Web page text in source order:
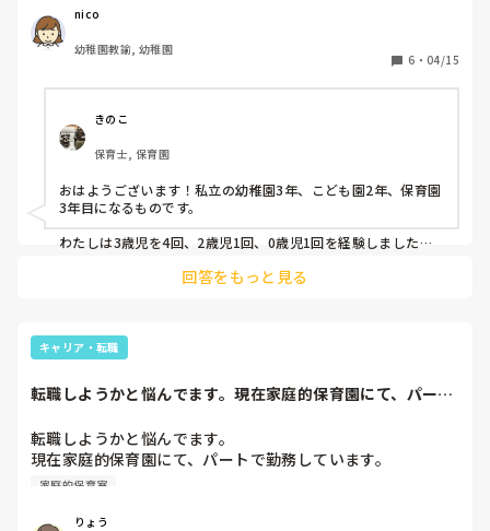
なかったり、「子どもはかわいいけど、1人でゆっくりした
い」と話す友達など、様々な友達、保護者の方を見て、リフ
レッシュで預けられる場を作りたいと思っています。託児所
を開設した方、託児所で働いている方、保育ママをしている
方、メリット、デメリットなど教えていただけたら、嬉しい
また、幼稚園でしか、働いていないので、保育所で乳児さん
を保育する経験や施設面なども学ぶためにも、何年か働くべ
きかなと思っています。
nico
幼稚園教諭, 幼稚園
6 ・ 04/15
きのこ
保育士, 保育園
おはようございます！私立の幼稚園3年、こども園2年、保育園
3年目になるものです。
わたしは3歳児を4回、2歳児1回、0歳児1回を経験しました。
践し、また学んでいくことが重要かと思います、、。
ります！！熱い思い素敵です！！
ぜひ友達になりたいくらいです笑笑
回答をもっと見る
キャリア・転職
転職しようかと悩んでます。現在家庭的保育園にて、パート
転職しようかと悩んでます。
現在家庭的保育園にて、パートで勤務しています。
子ども(新中1 新4年)の学校行事など、休みはかなり融通きき
家庭的保育室
りょう